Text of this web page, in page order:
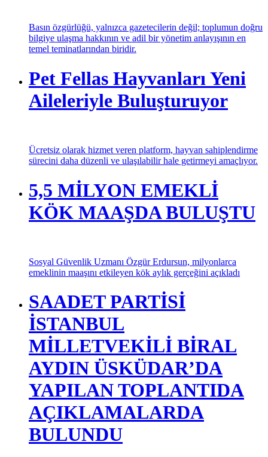
Basın özgürlüğü, yalnızca gazetecilerin değil; toplumun doğru
bilgiye ulaşma hakkının ve adil bir yönetim anlayışının en
Pet Fellas Hayvanları Yeni
Aileleriyle Buluşturuyor
Ücretsiz olarak hizmet veren platform, hayvan sahiplendirme
5,5 MİLYON EMEKLİ
KÖK MAAŞDA BULUŞTU
Sosyal Güvenlik Uzmanı Özgür Erdursun, milyonlarca
SAADET PARTİSİ
İSTANBUL
MİLLETVEKİLİ BİRAL
AYDIN ÜSKÜDAR’DA
YAPILAN TOPLANTIDA
AÇIKLAMALARDA
BULUNDU